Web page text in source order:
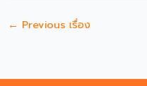
← Previous เรื่อง